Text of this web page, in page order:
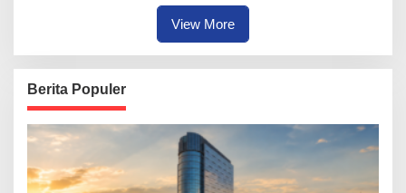
View More
Berita Populer